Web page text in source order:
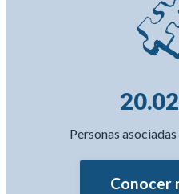
Personas
Conocer